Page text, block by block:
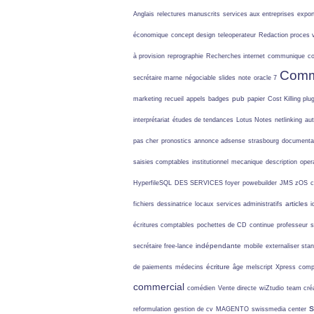
Anglais relectures manuscrits services aux entreprises
économique concept design teleoperateur Redaction proces
à provision reprographie Recherches internet communique
secrétaire marne négociable slides note oracle 7
marketing recueil appels badges pub papier Cost Killing
interprétariat études de tendances Lotus Notes netlinking
pas cher pronostics annonce adsense strasbourg
saisies comptables institutionnel mecanique description
HyperfileSQL DES SERVICES foyer powebuilder JMS zOS
fichiers dessinatrice locaux services administratifs articles
écritures comptables pochettes de CD continue professeur
secrétaire free-lance indépendante mobile externaliser
de paiements médecins écriture âge melscript Xpress
commercial comédien Vente directe wiZtudio team
reformulation gestion de cv MAGENTO swissmedia center